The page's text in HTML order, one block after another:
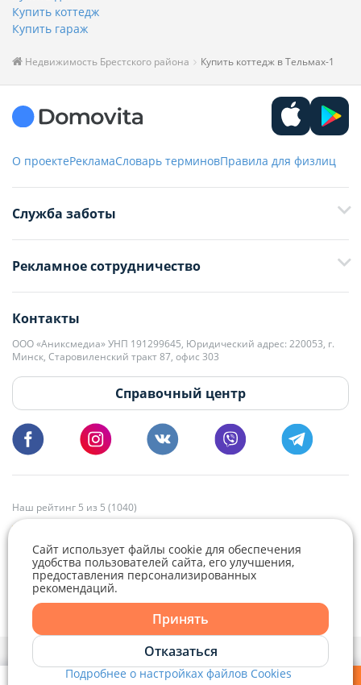
Telegram
Купить коттедж
Купить гараж
Недвижимость Брестского района Купить коттедж в Тельмах-1
О проектеРекламаСловарь терминовПравила для физлиц
Служба заботы
+375 33 376-13-70
editor@domovita.by
Мы принимаем звонки и отвечаем на письма в будние дни с 9:00 до
18:00.
Рекламное сотрудничество
kb@domovita.by
+375 29 179-11-28 Владислав Гладченко
vg@domovita.by
Пишите и звоните нам в будние дни с 8:00 до 20:00.
Контакты
ООО «Аниксмедиа» УНП 191299645, Юридический адрес: 220053, г.
Минск, Старовиленский тракт 87, офис 303
Справочный центр
Наш рейтинг 5 из 5 (1040)
Политика конфиденциальности,
Политика обработки файлов cookieиВыбор настроек Cookie
Сайт использует файлы cookie для обеспечения
удобства пользователей сайта, его улучшения,
предоставления персонализированных
рекомендаций.
Принять
Отказаться
Подробнее о настройках файлов Cookies